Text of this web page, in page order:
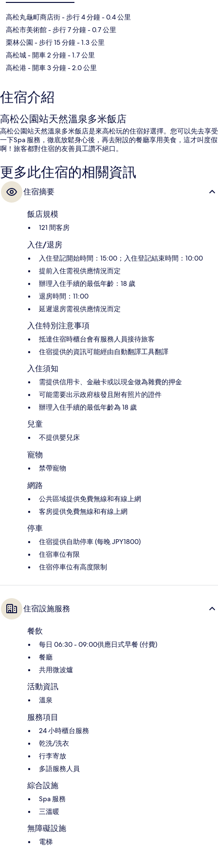
高松丸龜町商店街- 步行 4 分鐘- 0.4 公里
高松市美術館- 步行 7 分鐘- 0.7 公里
栗林公園 - 步行 15 分鐘- 1.3 公里
高松城- 開車 2 分鐘- 1.7 公里
高松港- 開車 3 分鐘- 2.0 公里
住宿介紹
高松公園站天然溫泉多米飯店
高松公園站天然溫泉多米飯店是來高松玩的住宿好選擇。您可以先去享受
一下Spa 服務，徹底放鬆身心後，再去附設的餐廳享用美食，這才叫度假
啊！旅客都對住宿的友善員工讚不絕口。
更多此住宿的相關資訊
住宿摘要
飯店規模
121 間客房
入住/退房
入住登記開始時間：15:00；入住登記結束時間：10:00
提前入住需視供應情況而定
辦理入住手續的最低年齡：18 歲
退房時間：11:00
延遲退房需視供應情況而定
入住特別注意事項
抵達住宿時櫃台會有服務人員接待旅客
住宿提供的資訊可能經由自動翻譯工具翻譯
入住須知
需提供信用卡、金融卡或以現金做為雜費的押金
可能需要出示政府核發且附有照片的證件
辦理入住手續的最低年齡為 18 歲
兒童
不提供嬰兒床
寵物
禁帶寵物
網路
公共區域提供免費無線和有線上網
客房提供免費無線和有線上網
停車
住宿提供自助停車 (每晚 JPY1800)
住宿車位有限
住宿停車位有高度限制
住宿設施服務
餐飲
每日 06:30 - 09:00供應日式早餐 (付費)
餐廳
共用微波爐
活動資訊
溫泉
服務項目
24 小時櫃台服務
乾洗/洗衣
行李寄放
多語服務人員
綜合設施
Spa 服務
三溫暖
無障礙設施
電梯